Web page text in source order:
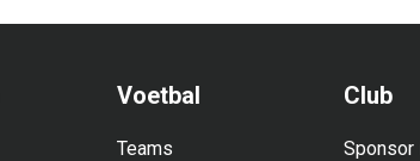
Voetbal
Teams
Club
Sponsor